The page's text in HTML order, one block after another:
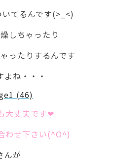
てるんです(>_<)
しちゃったり
ったりするんです
ね・・・
大丈夫です❤
わせ下さい(^O^)
んが